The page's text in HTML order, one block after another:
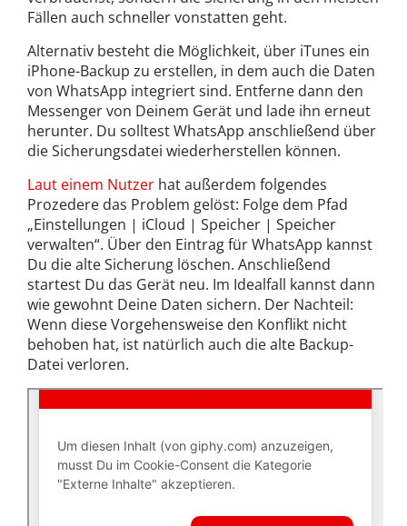
Fällen auch schneller vonstatten geht.
Alternativ besteht die Möglichkeit, über iTunes ein
iPhone-Backup zu erstellen, in dem auch die Daten
von WhatsApp integriert sind. Entferne dann den
Messenger von Deinem Gerät und lade ihn erneut
herunter. Du solltest WhatsApp anschließend über
die Sicherungsdatei wiederherstellen können.
Laut einem Nutzer hat außerdem folgendes
Prozedere das Problem gelöst: Folge dem Pfad
„Einstellungen | iCloud | Speicher | Speicher
verwalten“. Über den Eintrag für WhatsApp kannst
Du die alte Sicherung löschen. Anschließend
startest Du das Gerät neu. Im Idealfall kannst dann
wie gewohnt Deine Daten sichern. Der Nachteil:
Wenn diese Vorgehensweise den Konflikt nicht
behoben hat, ist natürlich auch die alte Backup-
Datei verloren.